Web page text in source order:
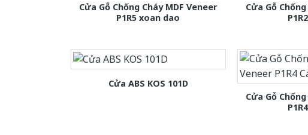
Cửa Gỗ Chống Cháy MDF Veneer
P1R5 xoan dao
Cửa Gỗ
Cửa ABS KOS 101D
Cửa Gỗ